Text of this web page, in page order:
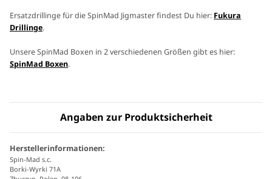
Ersatzdrillinge für die SpinMad Jigmaster findest Du hier: Fukura
Drillinge.
Unsere SpinMad Boxen in 2 verschiedenen Größen gibt es hier:
SpinMad Boxen.
Angaben zur Produktsicherheit
Herstellerinformationen:
Spin-Mad s.c.
Borki-Wyrki 71A